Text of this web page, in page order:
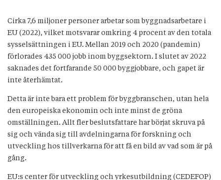
Cirka 7,6 miljoner personer arbetar som byggnadsarbetare i
EU (2022), vilket motsvarar omkring 4 procent av den totala
sysselsättningen i EU. Mellan 2019 och 2020 (pandemin)
förlorades 435 000 jobb inom byggsektorn. I slutet av 2022
saknades det fortfarande 50 000 byggjobbare, och gapet är
inte återhämtat.
Detta är inte bara ett problem för byggbranschen, utan hela
den europeiska ekonomin och inte minst de gröna
omställningen. Allt fler beslutsfattare har börjat skruva på
sig och vända sig till avdelningarna för forskning och
utveckling hos tillverkarna för att få en bild av vad som är på
gång.
EU:s center för utveckling och yrkesutbildning (CEDEFOP)